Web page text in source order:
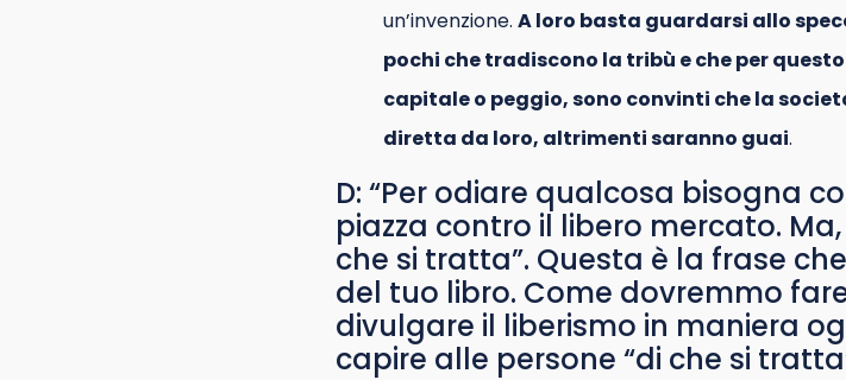
un’invenzione. A loro basta guardarsi allo
pochi che tradiscono la tribù e che per
capitale o peggio, sono convinti che la
diretta da loro, altrimenti saranno guai.
D: “Per odiare qualcosa bisogna
piazza contro il libero mercato.
che si tratta”. Questa è la frase
del tuo libro. Come dovremmo
divulgare il liberismo in maniera
capire alle persone “di che si